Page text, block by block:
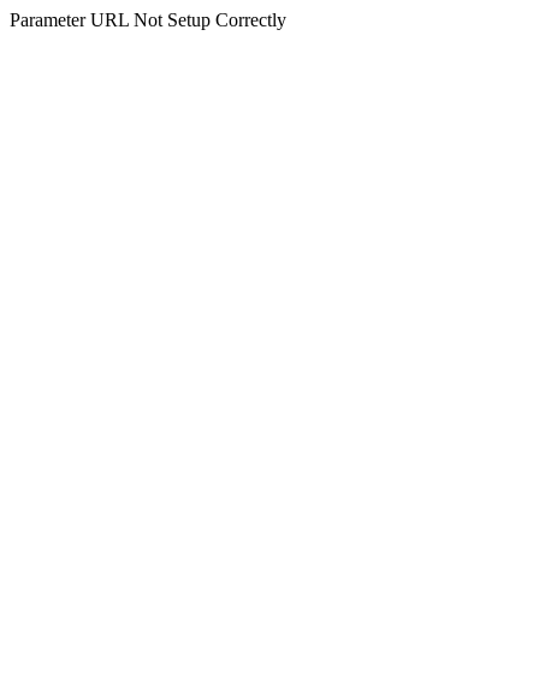
Parameter URL Not Setup Correctly